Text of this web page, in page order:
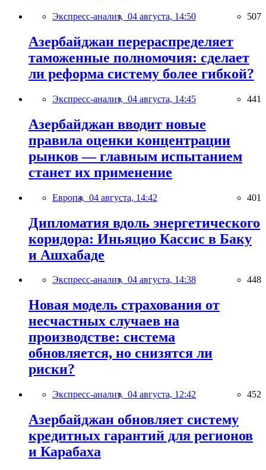
Экспресс-анализ, 04 августа, 14:50 507
Азербайджан перераспределяет
таможенные полномочия: сделает
ли реформа систему более гибкой?
Экспресс-анализ, 04 августа, 14:45 441
Азербайджан вводит новые
правила оценки концентрации
рынков — главным испытанием
станет их применение
Европа, 04 августа, 14:42 401
Дипломатия вдоль энергетического
коридора: Иньяцио Кассис в Баку
и Ашхабаде
Экспресс-анализ, 04 августа, 14:38 448
Новая модель страхования от
несчастных случаев на
производстве: система
обновляется, но снизятся ли
риски?
Экспресс-анализ, 04 августа, 12:42 452
Азербайджан обновляет систему
кредитных гарантий для регионов
и Карабаха